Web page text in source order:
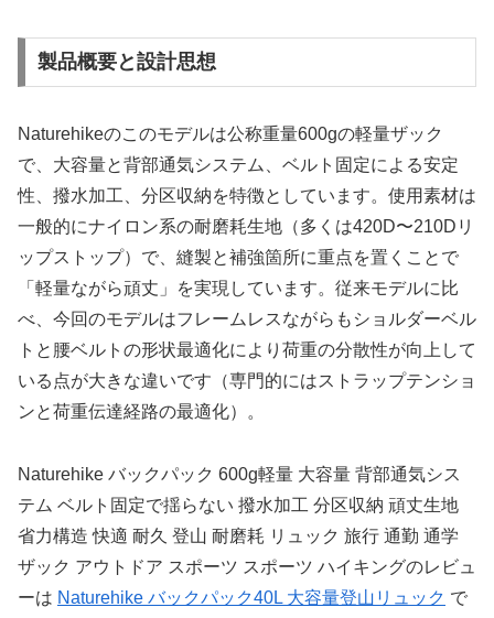
製品概要と設計思想
Naturehikeのこのモデルは公称重量600gの軽量ザック
で、大容量と背部通気システム、ベルト固定による安定
性、撥水加工、分区収納を特徴としています。使用素材は
一般的にナイロン系の耐磨耗生地（多くは420D〜210Dリ
ップストップ）で、縫製と補強箇所に重点を置くことで
「軽量ながら頑丈」を実現しています。従来モデルに比
べ、今回のモデルはフレームレスながらもショルダーベル
トと腰ベルトの形状最適化により荷重の分散性が向上して
いる点が大きな違いです（専門的にはストラップテンショ
ンと荷重伝達経路の最適化）。
Naturehike バックパック 600g軽量 大容量 背部通気シス
テム ベルト固定で揺らない 撥水加工 分区収納 頑丈生地
省力構造 快適 耐久 登山 耐磨耗 リュック 旅行 通勤 通学
ザック アウトドア スポーツ スポーツ ハイキングのレビュ
ーは Naturehike バックパック40L 大容量登山リュック で